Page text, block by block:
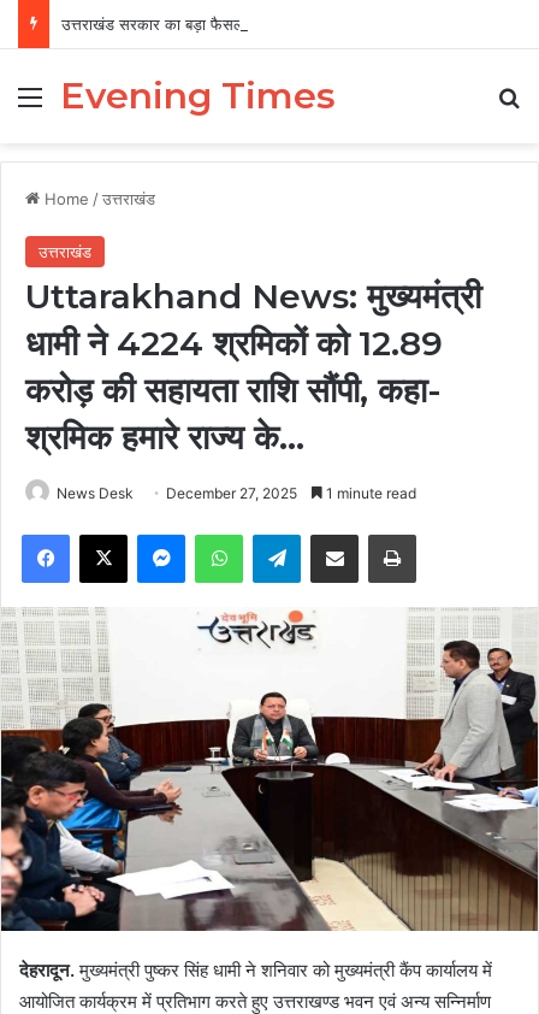
MenuEvening Times
Home /उत्तराखंड
उत्तराखंड
Uttarakhand News: मुख्यमंत्री
धामी ने 4224 श्रमिकों को 12.89
करोड़ की सहायता राशि सौंपी, कहा-
श्रमिक हमारे राज्य के…
News Desk December 27, 2025 1 minute read
Facebook
X MessengerWhatsAppTelegramShare via Email Print
देहरादून.मुख्यमंत्री पुष्कर सिंह धामी ने शनिवार को मुख्यमंत्री कैंप कार्यालय में
आयोजित कार्यक्रम में प्रतिभाग करते हुए उत्तराखण्ड भवन एवं अन्य सन्निर्माण